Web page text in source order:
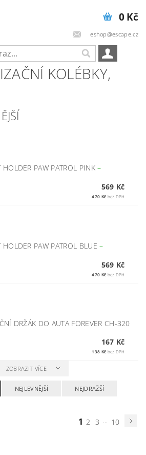
eshop@escape.cz
0 Kč
KOLÉBKY,
HOLDER PAW PATROL PINK–
569 Kč
470 Kč bez DPH
HOLDER PAW PATROL BLUE–
569 Kč
470 Kč bez DPH
DRŽÁK DO AUTA FOREVER CH-320
167 Kč
138 Kč bez DPH
ZOBRAZIT VÍCE
NEJLEVNĚJŠÍ NEJDRAŽŠÍ
1 2 3 ... 10